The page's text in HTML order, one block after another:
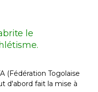
le
(Fédération Togolaise
d'abord fait la mise à